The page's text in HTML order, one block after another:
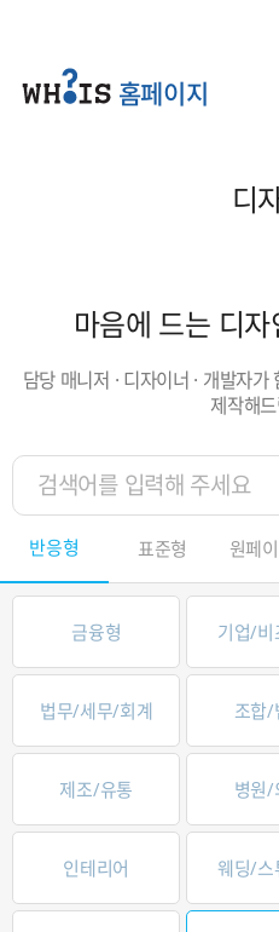
홈페이지
디
마음에 드는 디
담당 매니저 · 디자이너 · 개발자
제작해
반응형 표준형 원페
금융형 기업/비
법무/세무/회계 조합/
제조/유통 병원/
인테리어 웨딩/스